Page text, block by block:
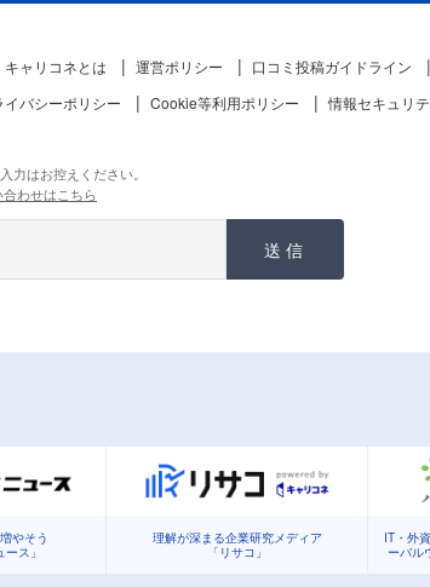
キャリコネとは 運営ポリシー 口コミ投稿ガイドライン
イバシーポリシー Cookie等利用ポリシー 情報セキュリ
はお控えください。
わせはこちら
送信
やそう
ス」
理解が深まる企業研究メディア
「リサコ」
IT・外
ーバル